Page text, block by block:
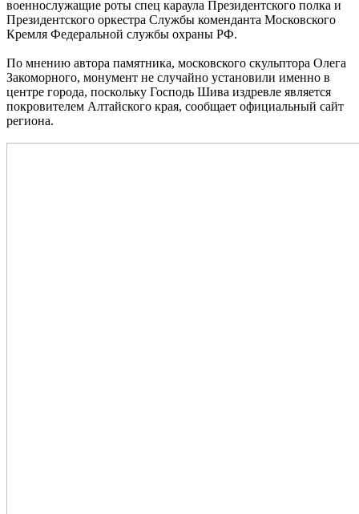
военнослужащие роты спец караула Президентского полка и
Президентского оркестра Службы коменданта Московского
Кремля Федеральной службы охраны РФ.
По мнению автора памятника, московского скульптора Олега
Закоморного, монумент не случайно установили именно в
центре города, поскольку Господь Шива издревле является
покровителем Алтайского края, сообщает официальный сайт
региона.